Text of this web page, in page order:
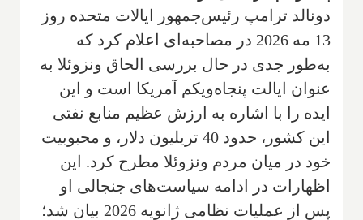
دونالد ترامپ رئیس‌جمهور ایالات متحده روز
13 مه 2026 در مصاحبه‌ای اعلام کرد که
به‌طور جدی در حال بررسی الحاق ونزوئلا به
عنوان ایالت پنجاه‌ویکم آمریکا است و این
ایده را با اشاره به ارزش عظیم منابع نفتی
این کشور، حدود 40 تریلیون دلار، و محبوبیت
خود در میان مردم ونزوئلا مطرح کرد. این
اظهارات در ادامه سیاست‌های جنجالی او
پس از عملیات نظامی ژانویه 2026 بیان شد؛